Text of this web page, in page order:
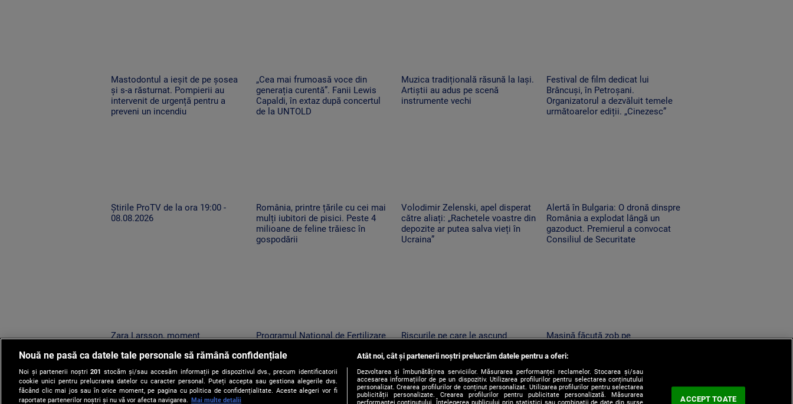
Mastodontul a ieșit de pe șosea
și s-a răsturnat. Pompierii au
intervenit de urgență pentru a
preveni un incendiu
„Cea mai frumoasă voce din
generația curentă”. Fanii Lewis
Capaldi, în extaz după concertul
de la UNTOLD
Muzica tradițională răsună la Iași.
Artiștii au adus pe scenă
instrumente vechi
Festival de film dedicat lui
Brâncuși, în Petroșani.
Organizatorul a dezvăluit temele
următoarelor ediții. „Cinezesc”
Știrile ProTV de la ora 19:00 -
08.08.2026
România, printre țările cu cei mai
mulți iubitori de pisici. Peste 4
milioane de feline trăiesc în
gospodării
Volodimir Zelenski, apel disperat
către aliați: „Rachetele voastre din
depozite ar putea salva vieți în
Ucraina”
Alertă în Bulgaria: O dronă dinspre
România a explodat lângă un
gazoduct. Premierul a convocat
Consiliul de Securitate
Zara Larsson, moment
urcat pe scenă și a dansat alături
de artista suedeză
Programul Național de Fertilizare
beneficia de sprijin și care sunt
condițiile
Riscurile pe care le ascund
trebuie să apară pe social media
Mașină făcută zob pe
zeci de metri printre stânci. Ce a
uitat șoferul să facă
Nouă ne pasă ca datele tale personale să rămână confidențiale
Noi și partenerii noștri201 stocăm și/sau accesăm informații pe dispozitivul dvs., precum identificatorii
cookie unici pentru prelucrarea datelor cu caracter personal. Puteți accepta sau gestiona alegerile dvs.
făcând clic mai jos sau în orice moment, pe pagina cu politica de confidențialitate. Aceste alegeri vor fi
raportate partenerilor noștri și nu vă vor afecta navigarea.
Mai multe detalii
Atât noi, cât și partenerii noștri prelucrăm datele pentru a oferi:
Dezvoltarea și îmbunătățirea serviciilor. Măsurarea performanței reclamelor. Stocarea și/sau
accesarea informațiilor de pe un dispozitiv. Utilizarea profilurilor pentru selectarea conținutului
personalizat. Crearea profilurilor de conținut personalizat. Utilizarea profilurilor pentru selectarea
publicității personalizate. Crearea profilurilor pentru publicitate personalizată. Măsurarea
ACCEPT TOATE